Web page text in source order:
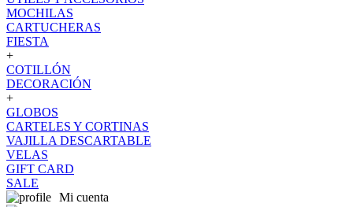
MOCHILAS
CARTUCHERAS
FIESTA
+
COTILLÓN
DECORACIÓN
+
GLOBOS
CARTELES Y CORTINAS
VAJILLA DESCARTABLE
VELAS
GIFT CARD
SALE
Mi cuenta